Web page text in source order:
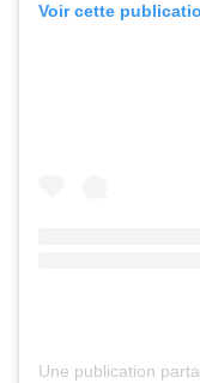
Voir cette
Une publication